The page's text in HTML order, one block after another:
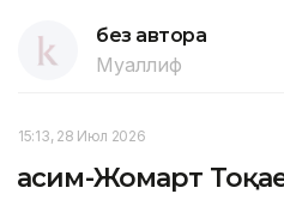
без автора
Муаллиф
15:13, 28 Июл 2026
Қасим-Жомарт